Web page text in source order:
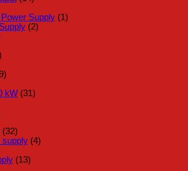
Supply (1)
(2)
kW (31)
(32)
supply (4)
(13)